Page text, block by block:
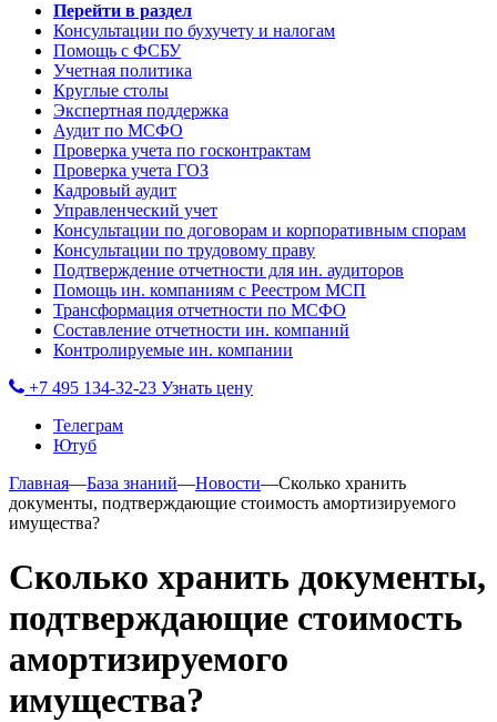
Перейти в раздел
Консультации по бухучету и налогам
Помощь с ФСБУ
Учетная политика
Круглые столы
Экспертная поддержка
Аудит по МСФО
Проверка учета по госконтрактам
Проверка учета ГОЗ
Кадровый аудит
Управленческий учет
Консультации по договорам и корпоративным спорам
Консультации по трудовому праву
Подтверждение отчетности для ин. аудиторов
Помощь ин. компаниям с Реестром МСП
Трансформация отчетности по МСФО
Составление отчетности ин. компаний
Контролируемые ин. компании
+7 495 134-32-23 Узнать цену
Телеграм
Ютуб
Главная—База знаний—Новости—Сколько хранить
документы, подтверждающие стоимость амортизируемого
имущества?
Сколько хранить документы,
подтверждающие стоимость
амортизируемого
имущества?